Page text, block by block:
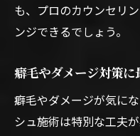
も、プロのカウンセリ
ンジできるでしょう。
癖毛やダメージ対策
癖毛やダメージが気に
シュ施術は特別な工夫